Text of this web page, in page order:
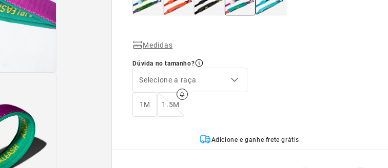
Medidas
Dúvida no tamanho?
Selecione a raça
1M 1.5M
Adicione e ganhe frete grátis.